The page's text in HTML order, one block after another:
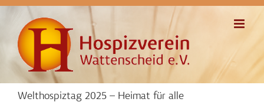
Inhalt
springen
Welthospiztag 2025 – Heimat für alle